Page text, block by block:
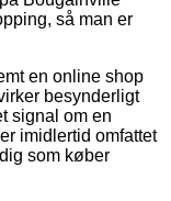
så man er
en online shop
besynderligt
signal om en
imidlertid omfattet
som køber